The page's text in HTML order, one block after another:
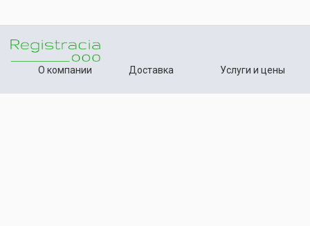
О компании Доставка Услуги и цены